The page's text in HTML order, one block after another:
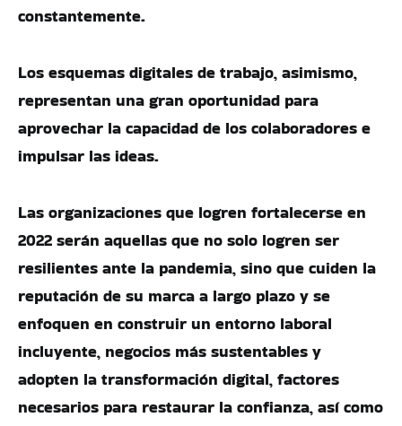
constantemente.
Los esquemas digitales de trabajo, asimismo,
representan una gran oportunidad para
aprovechar la capacidad de los colaboradores e
impulsar las ideas.
Las organizaciones que logren fortalecerse en
2022 serán aquellas que no solo logren ser
resilientes ante la pandemia, sino que cuiden la
reputación de su marca a largo plazo y se
enfoquen en construir un entorno laboral
incluyente, negocios más sustentables y
adopten la transformación digital, factores
necesarios para restaurar la confianza, así como